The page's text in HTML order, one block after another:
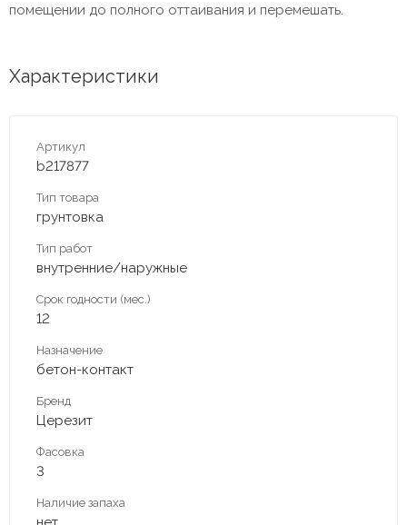
помещении до полного оттаивания и перемешать.
Характеристики
Артикул
b217877
Тип товара
грунтовка
Тип работ
внутренние/наружные
Срок годности (мес.)
12
Назначение
бетон-контакт
Бренд
Церезит
Фасовка
3
Наличие запаха